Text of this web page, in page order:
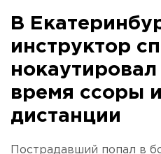
В
инструктор
время ссоры
дистанции
Пострадавший попал в